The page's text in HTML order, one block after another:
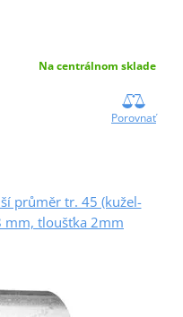
Na centrálnom sklade
Porovnať
průměr tr. 45 (kužel-
mm, tloušťka 2mm